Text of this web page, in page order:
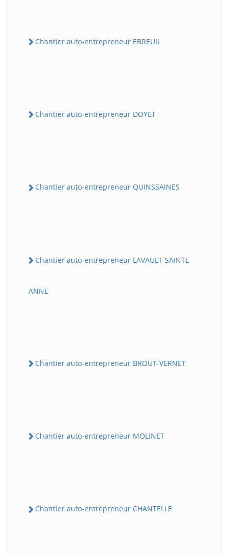
Chantier auto-entrepreneur EBREUIL
Chantier auto-entrepreneur DOYET
Chantier auto-entrepreneur QUINSSAINES
Chantier auto-entrepreneur LAVAULT-SAINTE-
ANNE
Chantier auto-entrepreneur BROUT-VERNET
Chantier auto-entrepreneur MOLINET
Chantier auto-entrepreneur CHANTELLE